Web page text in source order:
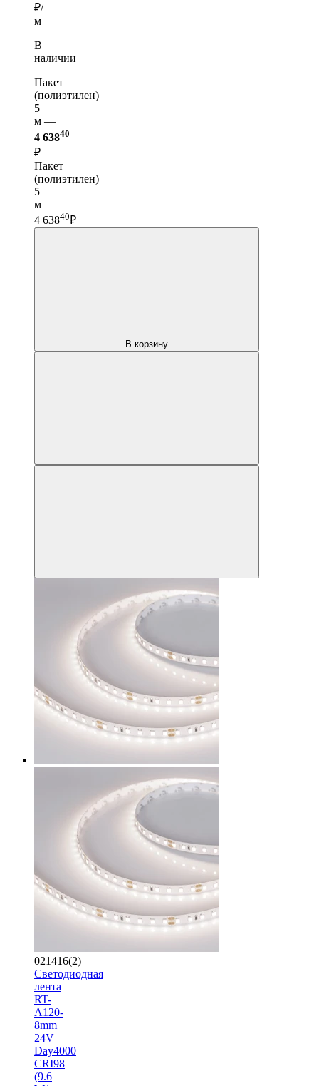
₽/
м
В
наличии
Пакет
(полиэтилен)
5
м —
4 63840
₽
Пакет
(полиэтилен)
5
м
4 63840₽
В корзину
021416(2)
Светодиодная
лента
RT-
A120-
8mm
24V
Day4000
CRI98
(9.6